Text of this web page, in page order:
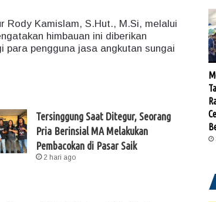
Rody Kamislam, S.Hut., M.Si, melalui
himbauan ini diberikan
para pengguna jasa angkutan sungai
Tersinggung Saat Ditegur, Seorang
Pria Berinsial MA Melakukan
Pembacokan di Pasar Saik
2 hari ago